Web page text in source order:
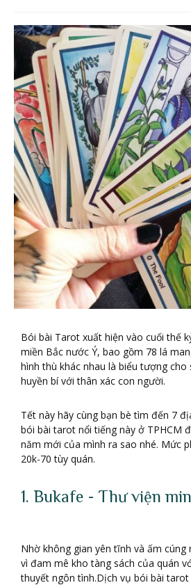
Bói bài Tarot xuất hiện vào cuối thế
miền Bắc nước Ý, bao gồm 78 lá
hình thù khác nhau là biểu tượng
huyền bí với thân xác con người.
Tết này hãy cùng bạn bè tìm đến 7
bói bài tarot nổi tiếng này ở TPHCM
năm mới của mình ra sao nhé. Mức
20k-70 tùy quán.
1. Bukafe - Thư viện
Nhờ không gian yên tĩnh và ấm
vì đam mê kho tàng sách của quán
thuyết ngôn tình.Dịch vụ bói bài